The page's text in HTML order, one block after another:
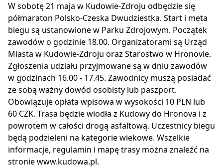
W sobotę 21 maja w Kudowie-Zdroju odbędzie się
półmaraton Polsko-Czeska Dwudziestka. Start i meta
biegu są ustanowione w Parku Zdrojowym. Początek
zawodów o godzinie 18.00. Organizatorami są Urząd
Miasta w Kudowie-Zdroju oraz Starostwo w Hronovie.
Zgłoszenia udziału przyjmowane są w dniu zawodów
w godzinach 16.00 - 17.45. Zawodnicy muszą posiadać
ze sobą ważny dowód osobisty lub paszport.
Obowiązuje opłata wpisowa w wysokości 10 PLN lub
60 CZK. Trasa będzie wiodła z Kudowy do Hronova i z
powrotem w całości drogą asfaltową. Uczestnicy biegu
będą podzieleni na kategorie wiekowe. Wszelkie
informacje, regulamin i mapę trasy można znaleźć na
stronie www.kudowa.pl.